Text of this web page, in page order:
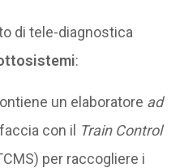
di tele-diagnostica
:
un elaboratore ad
con il Train Control
per raccogliere i